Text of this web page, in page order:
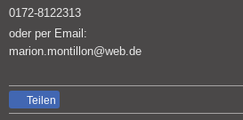
0172-8122313
oder per Email:
marion.montillon@web.de
Teilen